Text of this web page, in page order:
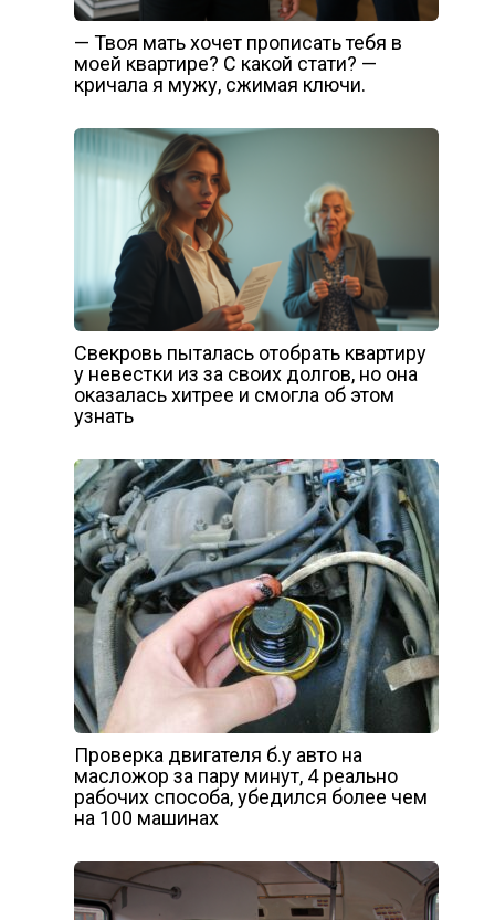
— Твоя мать хочет прописать тебя в
моей квартире? С какой стати? —
кричала я мужу, сжимая ключи.
Свекровь пыталась отобрать квартиру
у невестки из за своих долгов, но она
оказалась хитрее и смогла об этом
узнать
Проверка двигателя б.у авто на
масложор за пару минут, 4 реально
рабочих способа, убедился более чем
на 100 машинах